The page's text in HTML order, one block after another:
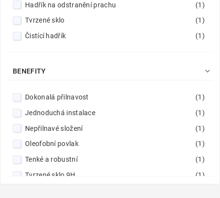
Hadřík na odstranění prachu
(1)
Tvrzené sklo
(1)
Čistící hadřík
(1)
BENEFITY 
Dokonalá přilnavost
(1)
Jednoduchá instalace
(1)
Nepřilnavé složení
(1)
Oleofobní povlak
(1)
Tenké a robustní
(1)
Tvrzené sklo 9H
(1)